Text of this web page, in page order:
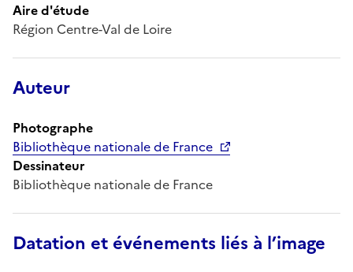
Aire d'étude
Région Centre-Val de Loire
Auteur
Photographe
Bibliothèque nationale de France
Dessinateur
Bibliothèque nationale de France
Datation et événements liés à l’image